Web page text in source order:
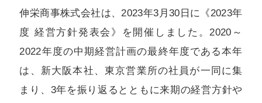
伸栄商事株式会社は、2023年3月30日に《2023年
度 経営方針発表会》を開催しました。2020～
2022年度の中期経営計画の最終年度である本年
は、新大阪本社、東京営業所の社員が一同に集
まり、3年を振り返るとともに来期の経営方針や